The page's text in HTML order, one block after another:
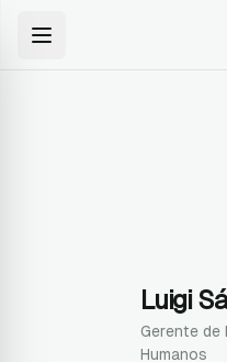
Luigi
Gerente de
Humanos